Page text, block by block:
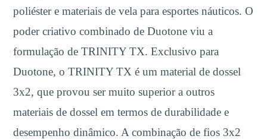
poliéster e materiais de vela para esportes náuticos. O
poder criativo combinado de Duotone viu a
formulação de TRINITY TX. Exclusivo para
Duotone, o TRINITY TX é um material de dossel
3x2, que provou ser muito superior a outros
materiais de dossel em termos de durabilidade e
desempenho dinâmico. A combinação de fios 3x2